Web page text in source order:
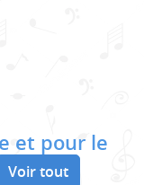
et pour le
Voir tout